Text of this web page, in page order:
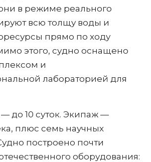
в режиме реального
всю толщу воды и
прямо по ходу
этого, судно оснащено
и
лабораторией для
до 10 суток. Экипаж —
плюс семь научных
построено почти
оборудования: